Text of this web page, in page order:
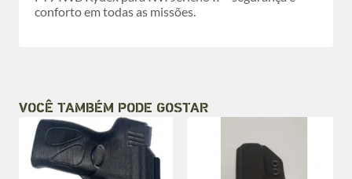
conforto em todas as missões.
VOCÊ TAMBÉM PODE GOSTAR